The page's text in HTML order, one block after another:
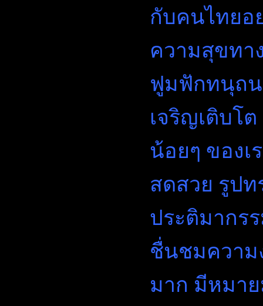
กับคนไทยอ
ความสุขทา
ฟูมฟักทนุถน
เจริญเติบโ
น้อยๆ ของเ
สดสวย รูปท
ประติมากร
ชื่นชมความ
มาก มีหมา